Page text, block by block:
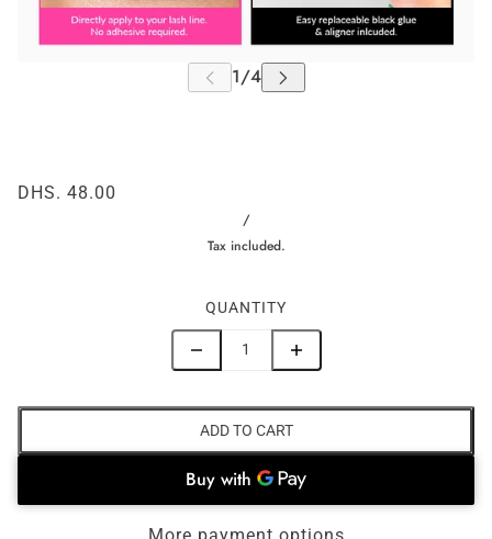
DHS. 48.00
/
Tax included.
QUANTITY
ADD TO CART
More payment options